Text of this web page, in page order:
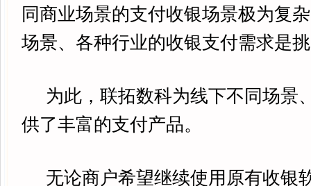
同商业场景的支付收银场景极为复
场景、各种行业的收银支付需求是
为此，联拓数科为线下不同场景
供了丰富的支付产品。
无论商户希望继续使用原有收银